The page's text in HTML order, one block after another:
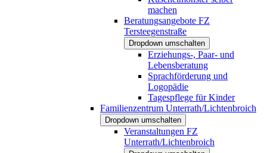
machen
Beratungsangebote FZ
Tersteegenstraße
Dropdown umschalten
Erziehungs-, Paar- und
Lebensberatung
Sprachförderung und
Logopädie
Tagespflege für Kinder
Familienzentrum Unterrath/Lichtenbroich
Dropdown umschalten
Veranstaltungen FZ
Unterrath/Lichtenbroich